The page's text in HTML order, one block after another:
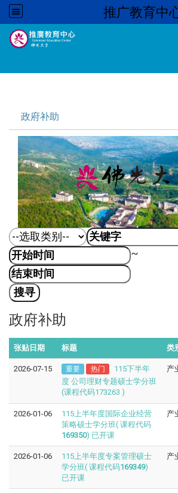
推广教育中
政府补助
~
政府补助
张贴日期 标题 类
2026-07-15 重要 热门
115下半年
度 公司理财专题硕士学分班
(课程代码173263 )
产
2026-01-06
115上半年度国际企业经营
策略硕士学分班( 课程代码
169350) 已开课
产
2026-01-06
115上半年度专案管理硕士
学分班( 课程代码169349)
已开课
产